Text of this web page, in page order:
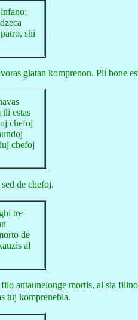
shi
glatan komprenon. Pli bone
estas
chefoj
chefoj
de chefoj.
tre
de
al
antaunelonge mortis, al sia
tuj komprenebla.